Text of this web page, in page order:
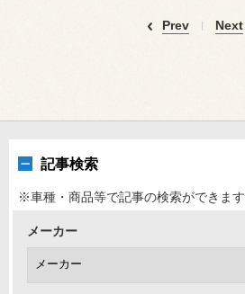
Prev Next
記事検索
※車種・商品等で記事の検索ができます
メーカー